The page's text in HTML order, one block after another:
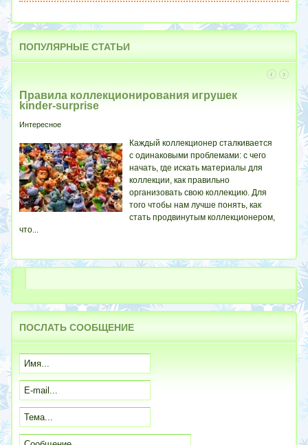
ПОПУЛЯРНЫЕ СТАТЬИ
Правила коллекционирования игрушек
kinder-surprise
Интересное
Каждый коллекционер сталкивается
с одинаковыми проблемами: с чего
начать, где искать материалы для
коллекции, как правильно
организовать свою коллекцию. Для
того чтобы нам лучше понять, как
стать продвинутым коллекционером,
что...
Вы
уж
ПОСЛАТЬ СООБЩЕНИЕ